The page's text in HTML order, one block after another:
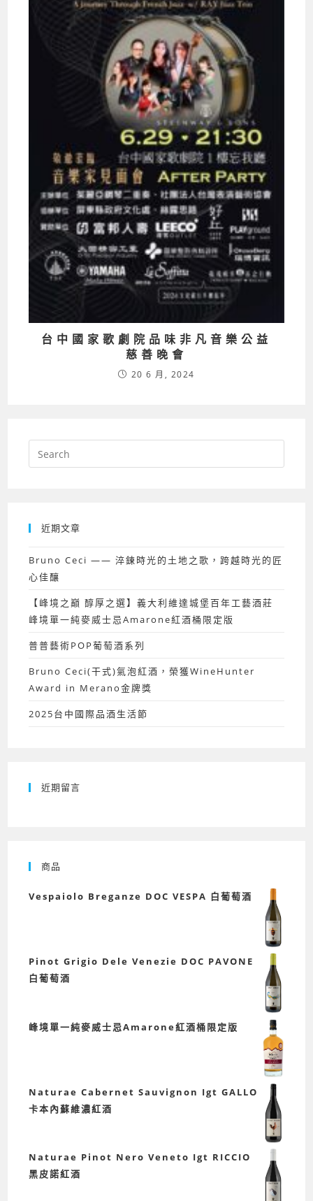
台中國家歌劇院品味非凡音樂公益
慈善晚會
20 6 月, 2024
近期文章
Bruno Ceci —— 淬鍊時光的土地之歌，跨越時光的匠
心佳釀
【峰境之巔 醇厚之選】義大利維達城堡百年工藝酒莊
峰境單一純麥威士忌Amarone紅酒桶限定版
普普藝術POP葡萄酒系列
Bruno Ceci(干式)氣泡紅酒，榮獲WineHunter
Award in Merano金牌獎
2025台中國際品酒生活節
近期留言
商品
Vespaiolo Breganze DOC VESPA 白葡萄酒
Pinot Grigio Dele Venezie DOC PAVONE
白葡萄酒
峰境單一純麥威士忌Amarone紅酒桶限定版
Naturae Cabernet Sauvignon Igt GALLO
卡本內蘇維濃紅酒
Naturae Pinot Nero Veneto Igt RICCIO
黑皮諾紅酒